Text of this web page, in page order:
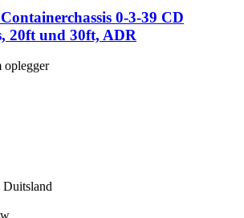
0-3-39 CD
20ft und 30ft, ADR
oplegger